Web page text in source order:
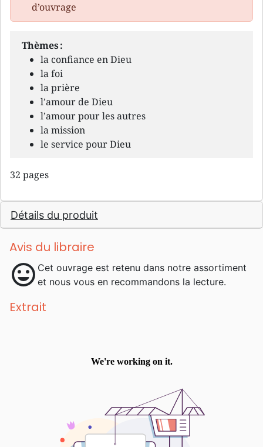
d’ouvrage
Thèmes :
la confiance en Dieu
la foi
la prière
l’amour de Dieu
l’amour pour les autres
la mission
le service pour Dieu
32 pages
Détails du produit
Avis du libraire
mood Cet ouvrage est retenu dans notre assortiment
et nous vous en recommandons la lecture.
Extrait